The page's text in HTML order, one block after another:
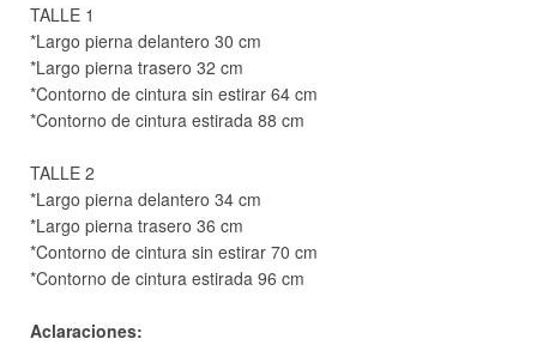
TALLE 1
*Largo pierna delantero 30 cm
*Largo pierna trasero 32 cm
*Contorno de cintura sin estirar 64 cm
*Contorno de cintura estirada 88 cm
TALLE 2
*Largo pierna delantero 34 cm
*Largo pierna trasero 36 cm
*Contorno de cintura sin estirar 70 cm
*Contorno de cintura estirada 96 cm
Aclaraciones: